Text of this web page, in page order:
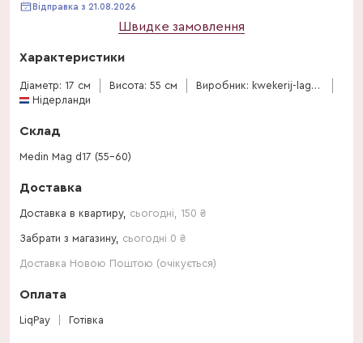
Відправка з 21.08.2026
Швидке замовлення
Характеристики
Діаметр: 17 см Висота: 55 см
Виробник: kwekerij-laguna
Нідерланди
Склад
Medin Mag d17 (55-60)
Доставка
Доставка в квартиру, сьогодні 150 ₴
Забрати з магазину, сьогодні 0 ₴
Доставка Новою Поштою (очікується)
Оплата
LiqPay Готівка